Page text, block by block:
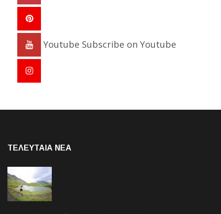
Youtube Subscribe on Youtube
ΤΕΛΕΥΤΑΙΑ NEA